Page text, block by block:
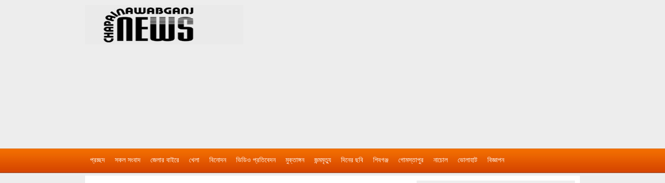
প্রচ্ছদ সকল সংবাদ জেলার বাইরে খেলা বিনোদন ভিডিও প্রতিবেদন মুক্তাঙ্গন জন্মমৃত্যু দিনের ছবি শিবগঞ্জ গোমস্তাপুর নাচোল ভোলাহাট বিজ্ঞাপন